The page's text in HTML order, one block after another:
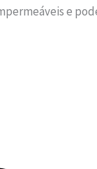
e